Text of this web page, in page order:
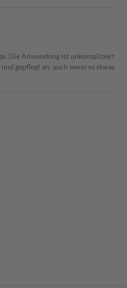
Die Anwendung ist unkompliziert
gepflegt an, auch wenn es etwas